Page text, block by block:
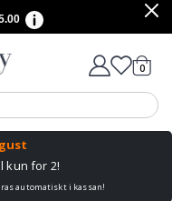
0varer
kun for 2!
automatiskt i kassan!